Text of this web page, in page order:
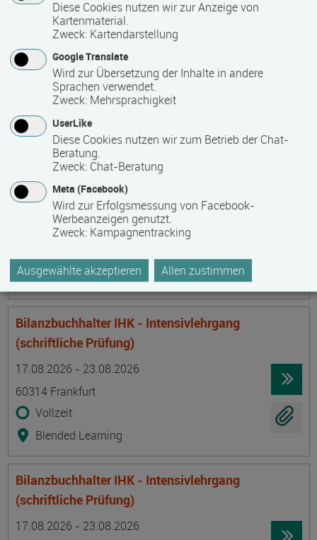
Ökonomische Grundkenntnisse:
Zusammenhänge verstehen - betrieblich aktiv
werden!
Termin
17.08.2026 - 21.08.2026
Ort
13595 Berlin
Zeitmuster
Vollzeit
Lehr- und Lernform
Präsenzveranstaltung
Keramik, Yoga und Mee(h)r
Termin
17.08.2026 - 21.08.2026
Ort
17509 Lubmin
Zeitmuster
Vollzeit
Lehr- und Lernform
Präsenzveranstaltung
Bilanzbuchhalter IHK - Intensivlehrgang
(schriftliche Prüfung)
17.08.2026 - 23.08.2026
60314 Frankfurt
Vollzeit
Blended Learning
Bilanzbuchhalter IHK - Intensivlehrgang
(schriftliche Prüfung)
17.08.2026 - 23.08.2026
Diese Cookies nutzen wir zur Anzeige von
Kartenmaterial.
Zweck: Kartendarstellung
Google Translate
Wird zur Übersetzung der Inhalte in andere
Sprachen verwendet.
Zweck: Mehrsprachigkeit
UserLike
Diese Cookies nutzen wir zum Betrieb der Chat-
Beratung.
Zweck: Chat-Beratung
Meta (Facebook)
Wird zur Erfolgsmessung von Facebook-
Werbeanzeigen genutzt.
Zweck: Kampagnentracking
Ausgewählte akzeptieren Allen zustimmen